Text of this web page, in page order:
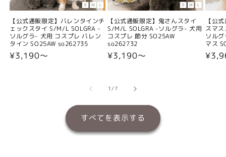
【公式通販限定】バレンタインチ
ェックスタイ S/M/L SOLGRA -
ソルグラ- 犬用 コスプレ バレン
タイン SO25AW so262735
通
¥3,190〜
【公式通販限定】鬼さんスタイ
S/M/L SOLGRA -ソルグラ- 犬用
コスプレ 節分 SO25AW
so262732
通
格
¥3,190〜
【公
スマ
ソル
マス
通
1/の
7
すべてを表示する